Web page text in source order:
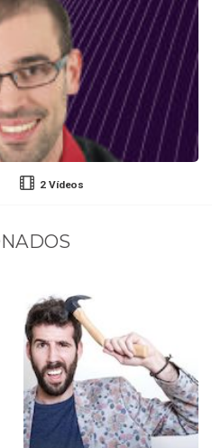
2 Vídeos